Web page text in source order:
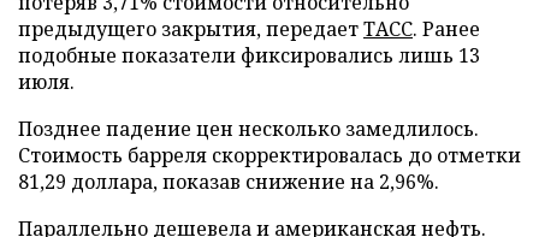
предыдущего закрытия, передаетТАСС. Ранее
подобные показатели фиксировались лишь 13
июля.
Позднее падение цен несколько замедлилось.
Стоимость барреля скорректировалась до отметки
81,29 доллара, показав снижение на 2,96%.
Параллельно дешевела и американская нефть.